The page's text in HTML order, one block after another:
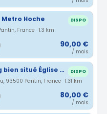
Hoche DISPO
France · 1.3 km
90,00 €
/ mois
Place de Parking bien situé Église de Pantin DISPO
93500 Pantin, France · 1.31 km
80,00 €
/ mois